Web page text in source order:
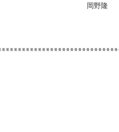
岡野隆